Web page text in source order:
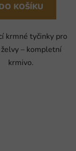
KOŠÍKU
krmné tyčinky pro
– kompletní
krmivo.